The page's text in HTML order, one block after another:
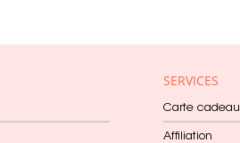
SERVICES
Carte cadeau
Affiliation